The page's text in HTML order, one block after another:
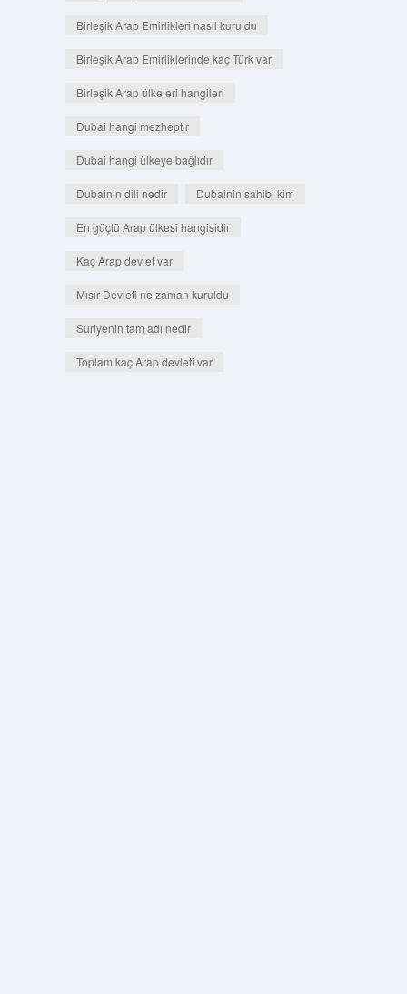
Birleşik Arap Emirlikleri nasıl kuruldu
Birleşik Arap Emirliklerinde kaç Türk var
Birleşik Arap ülkeleri hangileri
Dubai hangi mezheptir
Dubai hangi ülkeye bağlıdır
Dubainin dili nedir Dubainin sahibi kim
En güçlü Arap ülkesi hangisidir
Kaç Arap devlet var
Mısır Devleti ne zaman kuruldu
Suriyenin tam adı nedir
Toplam kaç Arap devleti var